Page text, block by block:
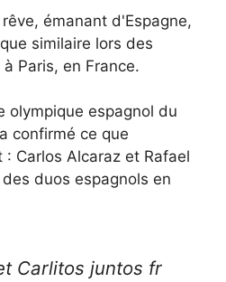
émanant d'Espagne,
similaire lors des
Paris, en France.
olympique espagnol du
confirmé ce que
Carlos Alcaraz et Rafael
duos espagnols en
Carlitos juntos fr